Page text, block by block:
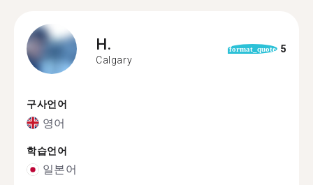
H.
Calgary
format_quote 5
구사언어
영어
학습언어
일본어